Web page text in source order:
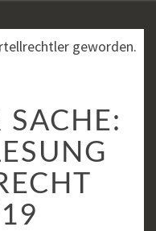
19
SACHE: